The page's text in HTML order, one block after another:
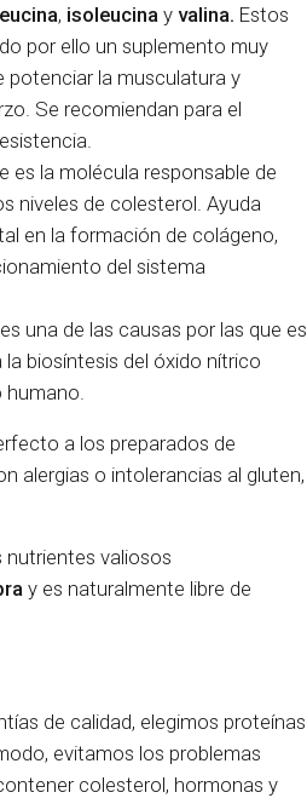
, isoleucina yvalina. Estos
por ello un suplemento muy
potenciar la musculatura y
Se recomiendan para el
es la molécula responsable de
niveles de colesterol. Ayuda
en la formación de colágeno,
del sistema
una de las causas por las que es
biosíntesis del óxido nítrico
a los preparados de
alergias o intolerancias al gluten,
valiosos
y es naturalmente libre de
de calidad, elegimos proteínas
evitamos los problemas
colesterol, hormonas y